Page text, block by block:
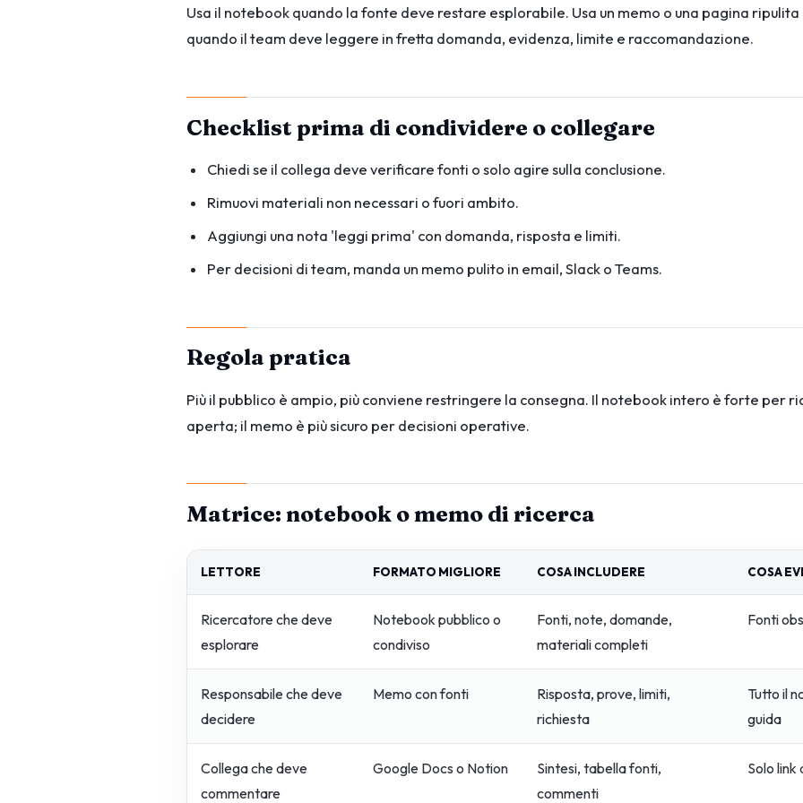
Usa il notebook quando la fonte deve restare esplorabile. Usa un memo o una pagina ripulita
quando il team deve leggere in fretta domanda, evidenza, limite e raccomandazione.
Checklist prima di condividere o collegare
Chiedi se il collega deve verificare fonti o solo agire sulla conclusione.
Rimuovi materiali non necessari o fuori ambito.
Aggiungi una nota 'leggi prima' con domanda, risposta e limiti.
Per decisioni di team, manda un memo pulito in email, Slack o Teams.
Regola pratica
Più il pubblico è ampio, più conviene restringere la consegna. Il notebook intero è forte per
aperta; il memo è più sicuro per decisioni operative.
Matrice: notebook o memo di ricerca
LETTORE FORMATO MIGLIORE COSA INCLUDERE COSA
Ricercatore che deve
esplorare
Notebook pubblico o
condiviso
Fonti, note, domande,
materiali completi
Fonti
Responsabile che deve
decidere
Memo con fonti
Risposta, prove, limiti,
richiesta
Tutto il
guida
Collega che deve
commentare
Google Docs o Notion
Sintesi, tabella fonti,
commenti
Solo link